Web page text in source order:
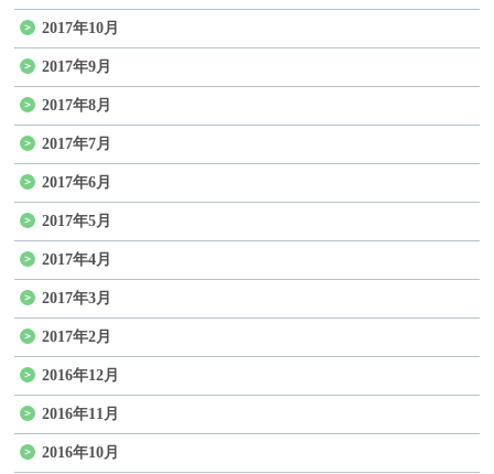
2017年10月
2017年9月
2017年8月
2017年7月
2017年6月
2017年5月
2017年4月
2017年3月
2017年2月
2016年12月
2016年11月
2016年10月